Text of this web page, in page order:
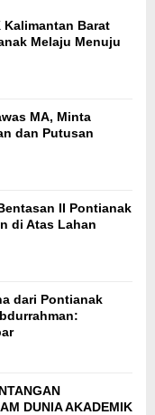
Barat
Melaju Menuju
MA, Minta
dan Putusan
II Pontianak
di Atas Lahan
dari Pontianak
DUNIA AKADEMIK